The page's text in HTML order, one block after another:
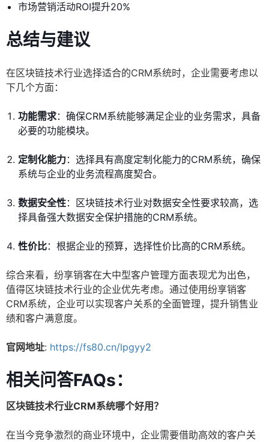
市场营销活动ROI提升20%
总结与建议
在区块链技术行业选择适合的CRM系统时，企业需要考虑以
下几个方面：
功能需求：确保CRM系统能够满足企业的业务需求，具备
必要的功能模块。
定制化能力：选择具有高度定制化能力的CRM系统，确保
系统与企业的业务流程高度契合。
数据安全性：区块链技术行业对数据安全性要求较高，选
择具备强大数据安全保护措施的CRM系统。
性价比：根据企业的预算，选择性价比高的CRM系统。
综合来看，纷享销客在大中型客户管理方面表现尤为出色，
值得区块链技术行业的企业优先考虑。通过使用纷享销客
CRM系统，企业可以实现客户关系的全面管理，提升销售业
绩和客户满意度。
官网地址: https://fs80.cn/lpgyy2
相关问答FAQs：
区块链技术行业CRM系统哪个好用？
在当今竞争激烈的商业环境中，企业需要借助高效的客户关